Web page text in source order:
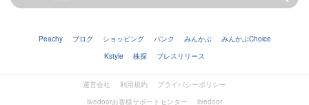
Peachy ブログ ショッピング バンク みんかぶ
みんかぶChoice
Kstyle
株探 プレスリリース
運営会社 利用規約
プライバシーポリシー
livedoorお客様サポートセンター
livedoor